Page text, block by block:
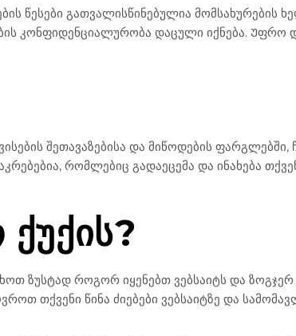
წესები გათვალისწინებულია
კონფიდენციალურობა დაცული იქნება.
შეთავაზებისა და მიწოდების ფარგლებში,
რომლებიც გადაეცემა და ინახება
ზუსტად როგორ იყენებთ ვებსაიტს და
თქვენი წინა ძიებები ვებსაიტზე და